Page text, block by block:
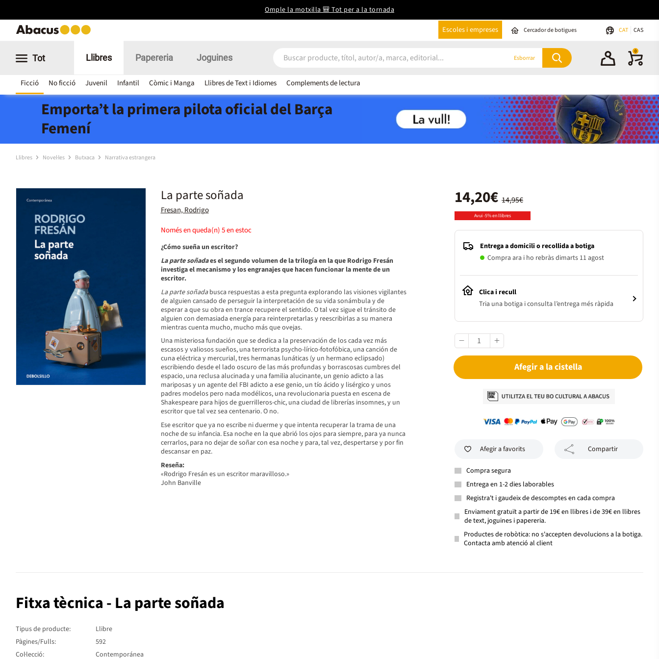
Omple la motxilla 🎒 Tot per a la tornada
Escoles i empreses Cercador de botigues CAT CAS
Tot Llibres
Ficció No ficció Juvenil Infantil Còmic i Manga Llibres de Text i Idiomes Complements de lectura
Papereria Joguines Esborrar
0
Emporta’t la primera pilota oficial del Barça
Femení
Llibres Novel·les Butxaca Narrativa estrangera
La parte soñada
Fresan, Rodrigo
Només en queda(n)5en estoc
¿Cómo sueña un escritor?
La parte soñadaes el segundo volumen de la trilogía en la que Rodrigo Fresán
investiga el mecanismo y los engranajes que hacen funcionar la mente de un
escritor.
La parte soñadabusca respuestas a esta pregunta explorando las visiones vigilantes
de alguien cansado de perseguir la interpretación de su vida sonámbula y de
esperar a que su obra en trance recupere el sentido. O tal vez sigue el tránsito de
alguien con demasiada energía para reinterpretarlas y reescribirlas a su manera
mientras cuenta mucho, mucho más que ovejas.
Una misteriosa fundación que se dedica a la preservación de los cada vez más
escasos y valiosos sueños, una terrorista psycho-lírico-fotofóbica, una canción de
cuna eléctrica y mercurial, tres hermanas lunáticas (y un hermano eclipsado)
escribiendo desde el lado oscuro de las más profundas y borrascosas cumbres del
espacio, una reclusa alucinada y una familia alucinante, un genio adicto a las
mariposas y un agente del FBI adicto a ese genio, un tío ácido y lisérgico y unos
padres modelos pero nada modélicos, una revolucionaria puesta en escena de
Shakespeare para hijos de guerrilleros-chic, una ciudad de librerías insomnes, y un
escritor que tal vez sea centenario. O no.
Ese escritor que ya no escribe ni duerme y que intenta recuperar la trama de una
noche de su infancia. Esa noche en la que abrió los ojos para siempre, para ya nunca
cerrarlos, para no dejar de soñar con esa noche y para, tal vez, despertarse y por fin
descansar en paz.
Reseña:
«Rodrigo Fresán es un escritor maravilloso.»
John Banville
14,95€
14,20€
Avui -5% en llibres
Entrega a domicili o recollida a botiga
Compra ara i ho rebràs dimarts 11 agost
Clica i recull
Tria una botiga i consulta l’entrega més ràpida
Afegir a la cistella
Afegir a favorits Compartir
Compra segura
Entrega en 1-2 dies laborables
Registra't i gaudeix de descomptes en cada compra
Enviament gratuït a partir de 19€ en llibres i de 39€ en llibres
de text, joguines i papereria.
Productes de robòtica: no s'accepten devolucions a la botiga.
Contacta amb atenció al client
Fitxa tècnica - La parte soñada
Tipus de producte:
Llibre
Pàgines/Fulls:
592
Col·lecció:
Contemporánea